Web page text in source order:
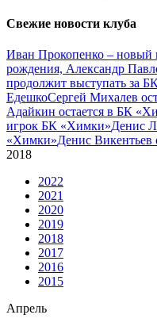
Свежие новости клуба
Иван Прокопенко –
рождения, Александр
продолжит выступать за
ЕдешкоСергей Михалев
Адайкин остается в БК
игрок БК «Химки»Денис
«Химки»Денис Викентьев
2018
2022
2021
2020
2019
2018
2017
2016
2015
Апрель